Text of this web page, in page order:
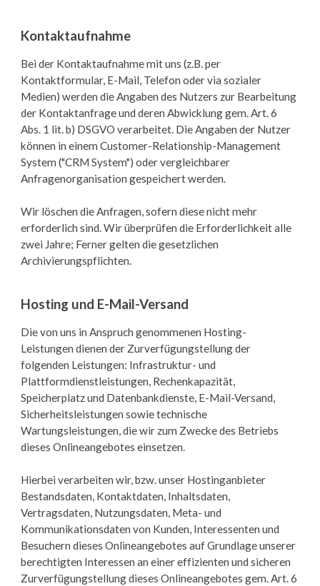
Kontaktaufnahme
Bei der Kontaktaufnahme mit uns (z.B. per
Kontaktformular, E-Mail, Telefon oder via sozialer
Medien) werden die Angaben des Nutzers zur Bearbeitung
der Kontaktanfrage und deren Abwicklung gem. Art. 6
Abs. 1 lit. b) DSGVO verarbeitet. Die Angaben der Nutzer
können in einem Customer-Relationship-Management
System ("CRM System") oder vergleichbarer
Anfragenorganisation gespeichert werden.
Wir löschen die Anfragen, sofern diese nicht mehr
erforderlich sind. Wir überprüfen die Erforderlichkeit alle
zwei Jahre; Ferner gelten die gesetzlichen
Archivierungspflichten.
Hosting und E-Mail-Versand
Die von uns in Anspruch genommenen Hosting-
Leistungen dienen der Zurverfügungstellung der
folgenden Leistungen: Infrastruktur- und
Plattformdienstleistungen, Rechenkapazität,
Speicherplatz und Datenbankdienste, E-Mail-Versand,
Sicherheitsleistungen sowie technische
Wartungsleistungen, die wir zum Zwecke des Betriebs
dieses Onlineangebotes einsetzen.
Hierbei verarbeiten wir, bzw. unser Hostinganbieter
Bestandsdaten, Kontaktdaten, Inhaltsdaten,
Vertragsdaten, Nutzungsdaten, Meta- und
Kommunikationsdaten von Kunden, Interessenten und
Besuchern dieses Onlineangebotes auf Grundlage unserer
berechtigten Interessen an einer effizienten und sicheren
Zurverfügungstellung dieses Onlineangebotes gem. Art. 6